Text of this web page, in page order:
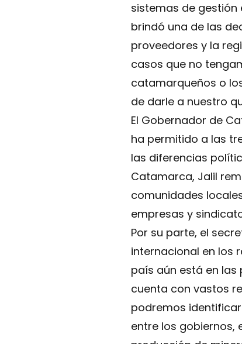
sistemas de gestión
brindó una de las
proveedores y la
casos que no
catamarqueños o
de darle a nuestro
El Gobernador de
ha permitido a las
las diferencias
Catamarca, Jalil
comunidades
empresas y
Por su parte, el
internacional en los
país aún está en las
cuenta con vastos
podremos
entre los gobiernos,